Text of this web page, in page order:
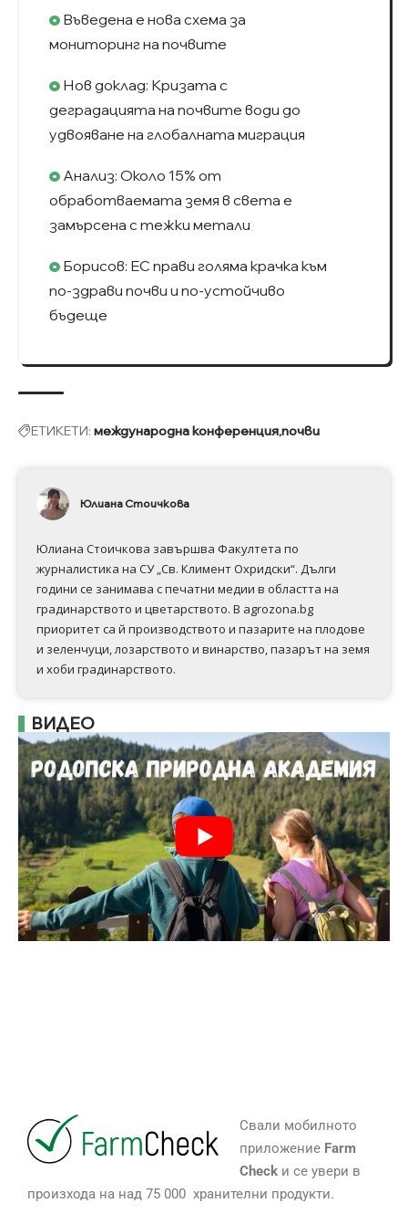
Въведена е нова схема за
мониторинг на почвите
Нов доклад: Кризата с
деградацията на почвите води до
удвояване на глобалната миграция
Анализ: Около 15% от
обработваемата земя в света е
замърсена с тежки метали
Борисов: ЕС прави голяма крачка към
по-здрави почви и по-устойчиво
бъдеще
ЕТИКЕТИ: международна конференцияпочви
Юлиана Стоичкова
Юлиана Стоичкова завършва Факултета по
журналистика на СУ „Св. Климент Охридски“. Дълги
години се занимава с печатни медии в областта на
градинарството и цветарството. В agrozona.bg
приоритет са й производството и пазарите на плодове
и зеленчуци, лозарството и винарство, пазарът на земя
и хоби градинарството.
ВИДЕО
Свали мобилното
приложение Farm
Checkи се увери в
произхода на над 75 000 хранителни продукти.